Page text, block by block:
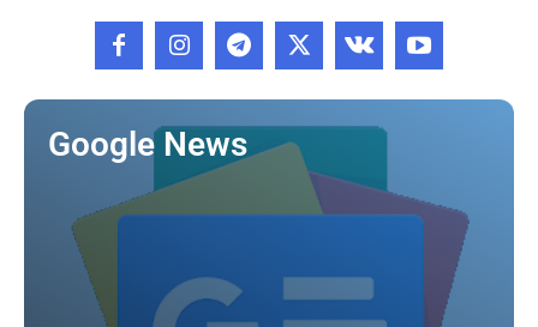
Google News